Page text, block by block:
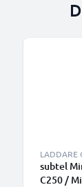
LADDARE
subtel
C250 /